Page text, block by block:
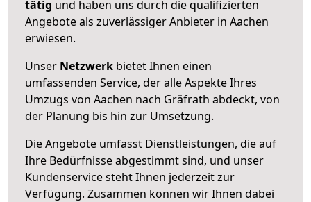
tätig und haben uns durch die qualifizierten
Angebote als zuverlässiger Anbieter in Aachen
erwiesen.
Unser Netzwerk bietet Ihnen einen
umfassenden Service, der alle Aspekte Ihres
Umzugs von Aachen nach Gräfrath abdeckt, von
der Planung bis hin zur Umsetzung.
Die Angebote umfasst Dienstleistungen, die auf
Ihre Bedürfnisse abgestimmt sind, und unser
Kundenservice steht Ihnen jederzeit zur
Verfügung. Zusammen können wir Ihnen dabei